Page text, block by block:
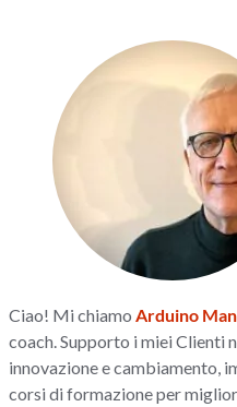
Ciao! Mi chiamo Arduino
coach. Supporto i miei Clienti
innovazione e cambiamento,
corsi di formazione per